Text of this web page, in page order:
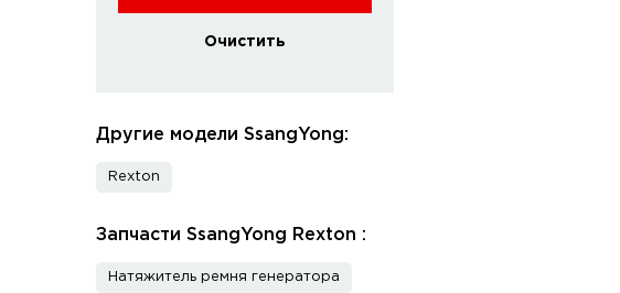
Очистить
Другие модели SsangYong:
Rexton
Запчасти SsangYong Rexton :
Натяжитель ремня генератора